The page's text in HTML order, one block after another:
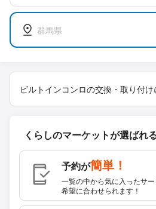
群馬県
ビルトインコンロの交換・取り付け
くらしのマーケットが選ばれ
予約が簡単！
一覧の中から気に入ったサ
希望に合わせられます！